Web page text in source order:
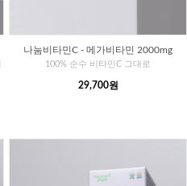
나눔비타민C - 메가비타민 2000mg
100% 순수 비타민C 그대로
29,700원